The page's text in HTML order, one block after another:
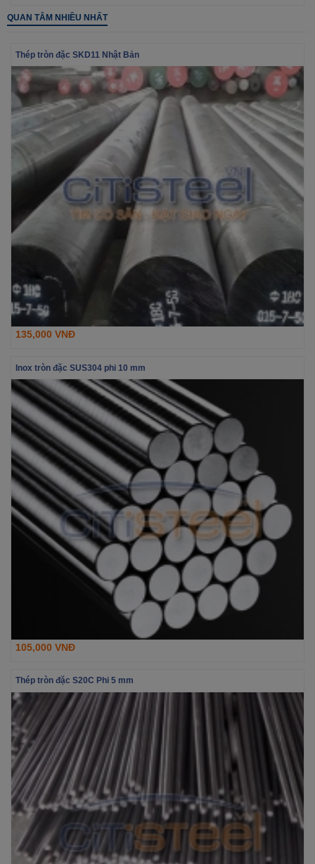
QUAN TÂM NHIỀU NHẤT
Thép tròn đặc SKD11 Nhật Bản
135,000 VNĐ
Inox tròn đặc SUS304 phi 10 mm
105,000 VNĐ
Thép tròn đặc S20C Phi 5 mm